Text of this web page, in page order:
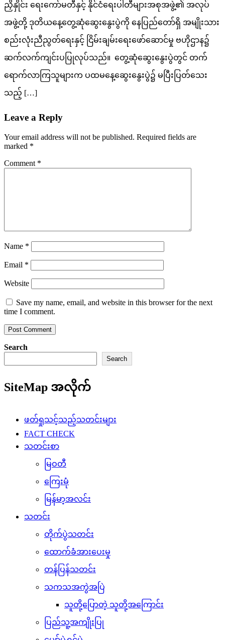
ညှိနှိုင်း ရေးကော်မတီနှင့် နိုင်ငံရေးပါတီများအစုအဖွဲ့၏ အလုပ်
အဖွဲ့တို့ ဒုတိယနေ့တွေ့ဆုံဆွေးနွေးပွဲကို နေပြည်တော်ရှိ အမျိုးသား
စည်းလုံးညီညွတ်ရေးနှင့် ငြိမ်းချမ်းရေးဖော်ဆောင်မှု ဗဟိုဌာန၌
ဆက်လက်ကျင်းပပြုလုပ်သည်။ တွေ့ဆုံဆွေးနွေးပွဲတွင် တက်
ရောက်လာကြသူများက ပထမနေ့ဆွေးနွေးပွဲ၌ မပြီးပြတ်သေး
သည့် […]
Leave a Reply
Your email address will not be published. Required fields are
marked *
Comment *
Name *
Email *
Website
Save my name, email, and website in this browser for the next
time I comment.
Search
Search
SiteMap အလိုက်
ဖတ်ရှုသင့်သည့်သတင်းများ
FACT CHECK
သတင်းစာ
မြဝတီ
ကြေးမုံ
မြန်မာ့အလင်း
သတင်း
တိုက်ပွဲသတင်း
ထောက်ခံအားပေးမှု
တန်ပြန်သတင်း
သကသအကွဲအပြဲ
သူတို့ပြောတဲ့ သူတို့အကြောင်း
ပြည်သူ့အကျိုးပြု